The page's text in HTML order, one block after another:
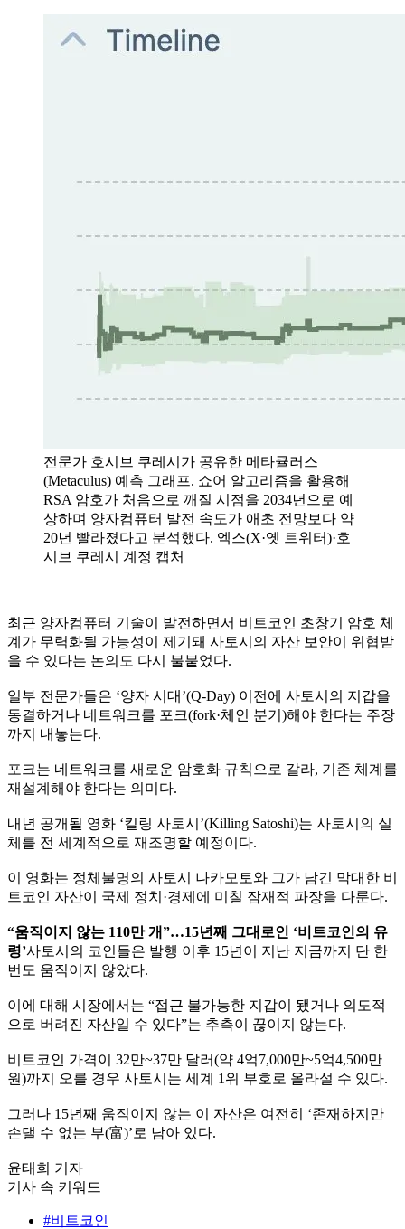
전문가 호시브 쿠레시가 공유한 메타큘러스
(Metaculus) 예측 그래프. 쇼어 알고리즘을 활용해
RSA 암호가 처음으로 깨질 시점을 2034년으로 예
상하며 양자컴퓨터 발전 속도가 애초 전망보다 약
20년 빨라졌다고 분석했다. 엑스(X·옛 트위터)·호
시브 쿠레시 계정 캡처
최근 양자컴퓨터 기술이 발전하면서 비트코인 초창기 암호 체
계가 무력화될 가능성이 제기돼 사토시의 자산 보안이 위협받
을 수 있다는 논의도 다시 불붙었다.
일부 전문가들은 ‘양자 시대’(Q-Day) 이전에 사토시의 지갑을
동결하거나 네트워크를 포크(fork·체인 분기)해야 한다는 주장
까지 내놓는다.
포크는 네트워크를 새로운 암호화 규칙으로 갈라, 기존 체계를
재설계해야 한다는 의미다.
내년 공개될 영화 ‘킬링 사토시’(Killing Satoshi)는 사토시의 실
체를 전 세계적으로 재조명할 예정이다.
이 영화는 정체불명의 사토시 나카모토와 그가 남긴 막대한 비
트코인 자산이 국제 정치·경제에 미칠 잠재적 파장을 다룬다.
“움직이지 않는 110만 개”…15년째 그대로인 ‘비트코인의 유
령’사토시의 코인들은 발행 이후 15년이 지난 지금까지 단 한
번도 움직이지 않았다.
이에 대해 시장에서는 “접근 불가능한 지갑이 됐거나 의도적
으로 버려진 자산일 수 있다”는 추측이 끊이지 않는다.
비트코인 가격이 32만~37만 달러(약 4억7,000만~5억4,500만
원)까지 오를 경우 사토시는 세계 1위 부호로 올라설 수 있다.
그러나 15년째 움직이지 않는 이 자산은 여전히 ‘존재하지만
손댈 수 없는 부(富)’로 남아 있다.
윤태희 기자
기사 속 키워드
#비트코인